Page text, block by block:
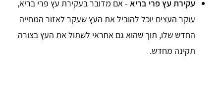
עקירת עץ פרי בריא - אם מדובר בעקירת עץ פרי בריא,
עוקר העצים יוכל להוביל את העץ שעקר לאזור המחייה
החדש שלו, תוך שהוא גם אחראי לשתול את העץ בצורה
תקינה מחדש.